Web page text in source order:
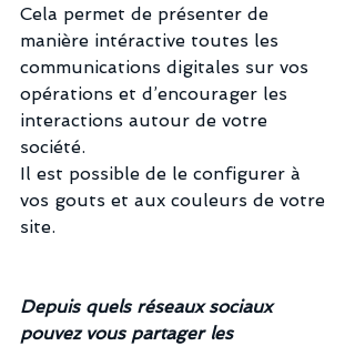
Cela permet de présenter de
manière intéractive toutes les
communications digitales sur vos
opérations et d’encourager les
interactions autour de votre
société.
Il est possible de le configurer à
vos gouts et aux couleurs de votre
site.
Depuis quels réseaux sociaux
pouvez vous partager les